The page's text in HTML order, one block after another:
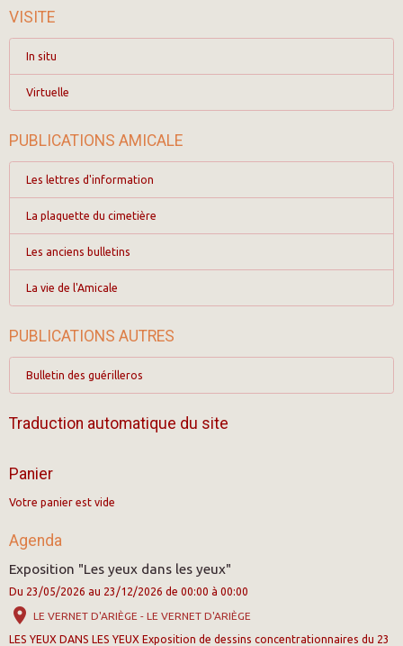
VISITE
In situ
Virtuelle
PUBLICATIONS AMICALE
Les lettres d'information
La plaquette du cimetière
Les anciens bulletins
La vie de l'Amicale
PUBLICATIONS AUTRES
Bulletin des guérilleros
Traduction automatique du site
Panier
Votre panier est vide
Agenda
Exposition "Les yeux dans les yeux"
Du 23/05/2026 au 23/12/2026 de 00:00 à 00:00
LE VERNET D'ARIÈGE - LE VERNET D'ARIÈGE
LES YEUX DANS LES YEUX Exposition de dessins concentrationnaires du 23